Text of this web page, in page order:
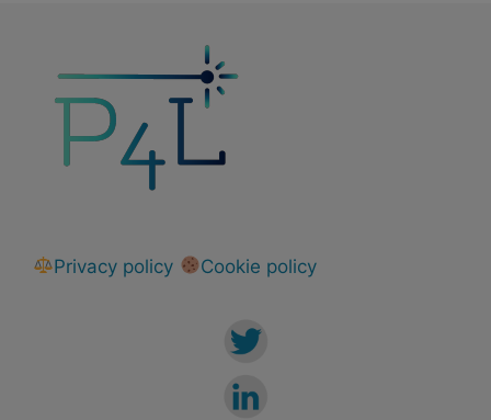
Privacy policy Cookie policy